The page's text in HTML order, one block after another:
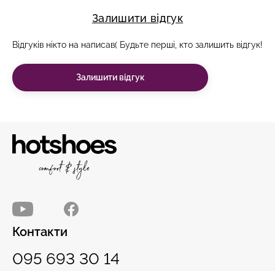
Залишити відгук
Відгуків нікто на написав( Будьте перші, кто залишить відгук!
Залишити відгук
Контакти
095 693 30 14